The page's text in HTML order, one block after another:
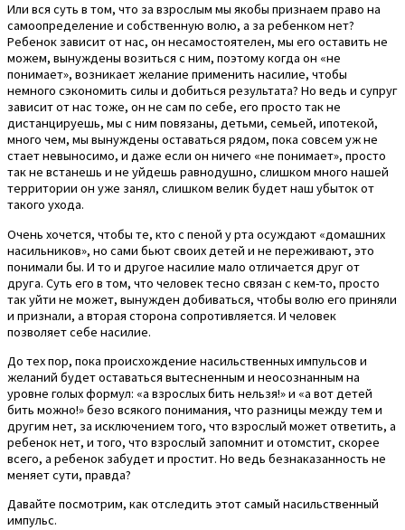
Или вся суть в том, что за взрослым мы якобы признаем право на
самоопределение и собственную волю, а за ребенком нет?
Ребенок зависит от нас, он несамостоятелен, мы его оставить не
можем, вынуждены возиться с ним, поэтому когда он «не
понимает», возникает желание применить насилие, чтобы
немного сэкономить силы и добиться результата? Но ведь и супруг
зависит от нас тоже, он не сам по себе, его просто так не
дистанцируешь, мы с ним повязаны, детьми, семьей, ипотекой,
много чем, мы вынуждены оставаться рядом, пока совсем уж не
стает невыносимо, и даже если он ничего «не понимает», просто
так не встанешь и не уйдешь равнодушно, слишком много нашей
территории он уже занял, слишком велик будет наш убыток от
такого ухода.
Очень хочется, чтобы те, кто с пеной у рта осуждают «домашних
насильников», но сами бьют своих детей и не переживают, это
понимали бы. И то и другое насилие мало отличается друг от
друга. Суть его в том, что человек тесно связан с кем-то, просто
так уйти не может, вынужден добиваться, чтобы волю его приняли
и признали, а вторая сторона сопротивляется. И человек
позволяет себе насилие.
До тех пор, пока происхождение насильственных импульсов и
желаний будет оставаться вытесненным и неосознанным на
уровне голых формул: «а взрослых бить нельзя!» и «а вот детей
бить можно!» безо всякого понимания, что разницы между тем и
другим нет, за исключением того, что взрослый может ответить, а
ребенок нет, и того, что взрослый запомнит и отомстит, скорее
всего, а ребенок забудет и простит. Но ведь безнаказанность не
меняет сути, правда?
Давайте посмотрим, как отследить этот самый насильственный
импульс.